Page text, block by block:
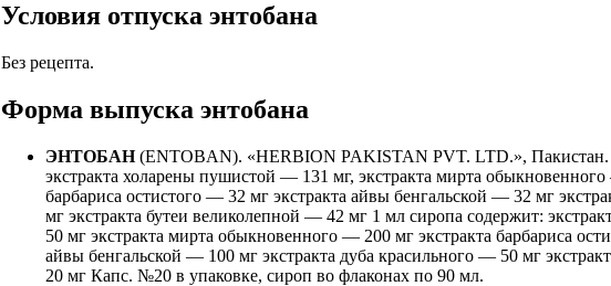
Условия отпуска энтобана
Без рецепта.
Форма выпуска энтобана
ЭНТОБАН(ENTОBAN). «HERBION PAKISTAN PVT. LTD.», Пакистан.
экстракта холарены пушистой — 131 мг, экстракта мирта
барбариса остистого — 32 мг экстракта айвы бенгальской — 32 мг
мг экстракта бутеи великолепной — 42 мг 1 мл сиропа содержит:
50 мг экстракта мирта обыкновенного — 200 мг экстракта барбариса
айвы бенгальской — 100 мг экстракта дуба красильного — 50 мг
20 мг Капс. №20 в упаковке, сироп во флаконах по 90 мл.